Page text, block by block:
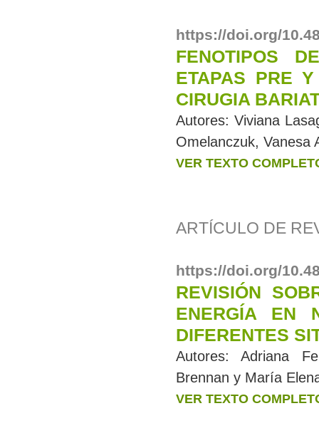
https://doi.org/
FENOTIPOS
ETAPAS PRE
CIRUGIA
Autores: Viviana
Omelanczuk, Vanesa
VER TEXTO
ARTÍCULO DE
https://doi.org/
REVISIÓN
ENERGÍA EN
DIFERENTES
Autores:Adriana
Brennan y María
VER TEXTO